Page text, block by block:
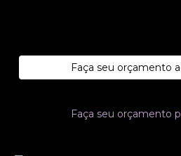
Faça seu orçamento
Faça seu orçamento